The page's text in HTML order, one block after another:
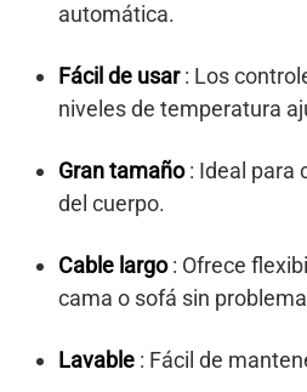
automática.
Fácil de usar: Los
niveles de temperatura
Gran tamaño: Ideal para
del cuerpo.
Cable largo: Ofrece
cama o sofá sin
Lavable : Fácil de